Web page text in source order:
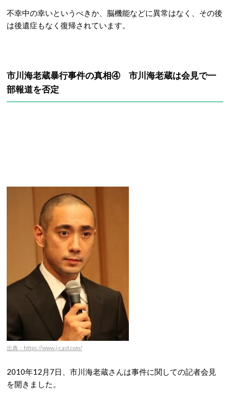
不幸中の幸いというべきか、脳機能などに異常はなく、その後
は後遺症もなく復帰されています。
市川海老蔵暴行事件の真相④ 市川海老蔵は会見で一
部報道を否定
出典：https://www.j-cast.com/
2010年12月7日、市川海老蔵さんは事件に関しての記者会見
を開きました。